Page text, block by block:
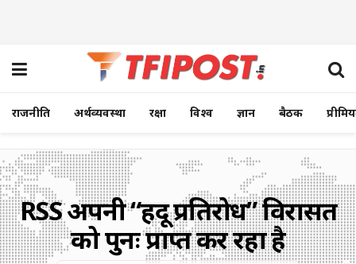
राजनीति अर्थव्यवस्था रक्षा विश्व ज्ञान बैठक
RSS अपनी “हिंदू प्रतिरोध” विरासत
को पुनः प्राप्त कर रहा है